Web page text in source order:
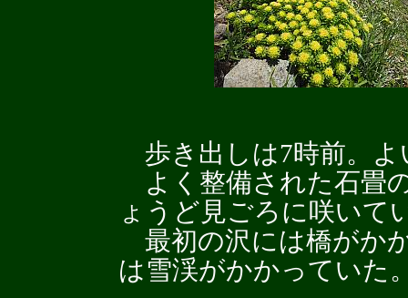
歩き出しは7時前。よ
よく整備された石畳
ょうど見ごろに咲いて
最初の沢には橋がか
は雪渓がかかっていた